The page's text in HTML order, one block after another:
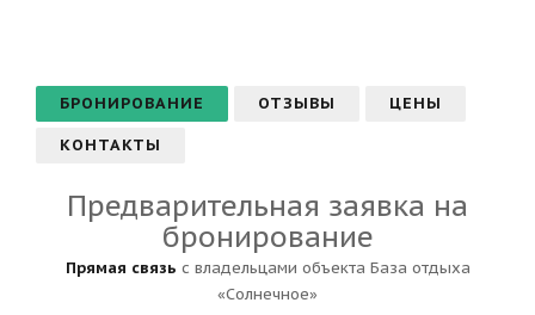
БРОНИРОВАНИЕ ОТЗЫВЫ ЦЕНЫ
КОНТАКТЫ
Предварительная заявка на
бронирование
Прямая связь с владельцами объекта База отдыха
«Солнечное»